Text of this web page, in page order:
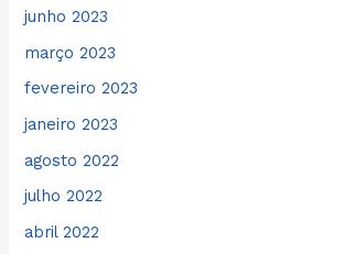
junho 2023
março 2023
fevereiro 2023
janeiro 2023
agosto 2022
julho 2022
abril 2022